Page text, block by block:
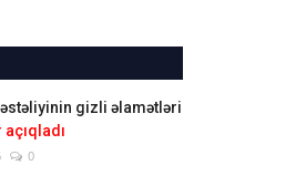
gizli əlamətləri
0